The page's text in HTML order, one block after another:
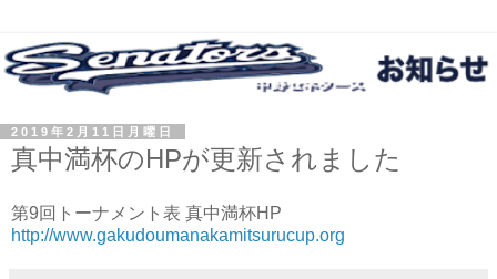
2019年2月11日月曜日
真中満杯のHPが更新されました
第9回トーナメント表 真中満杯HP
http://www.gakudoumanakamitsurucup.org